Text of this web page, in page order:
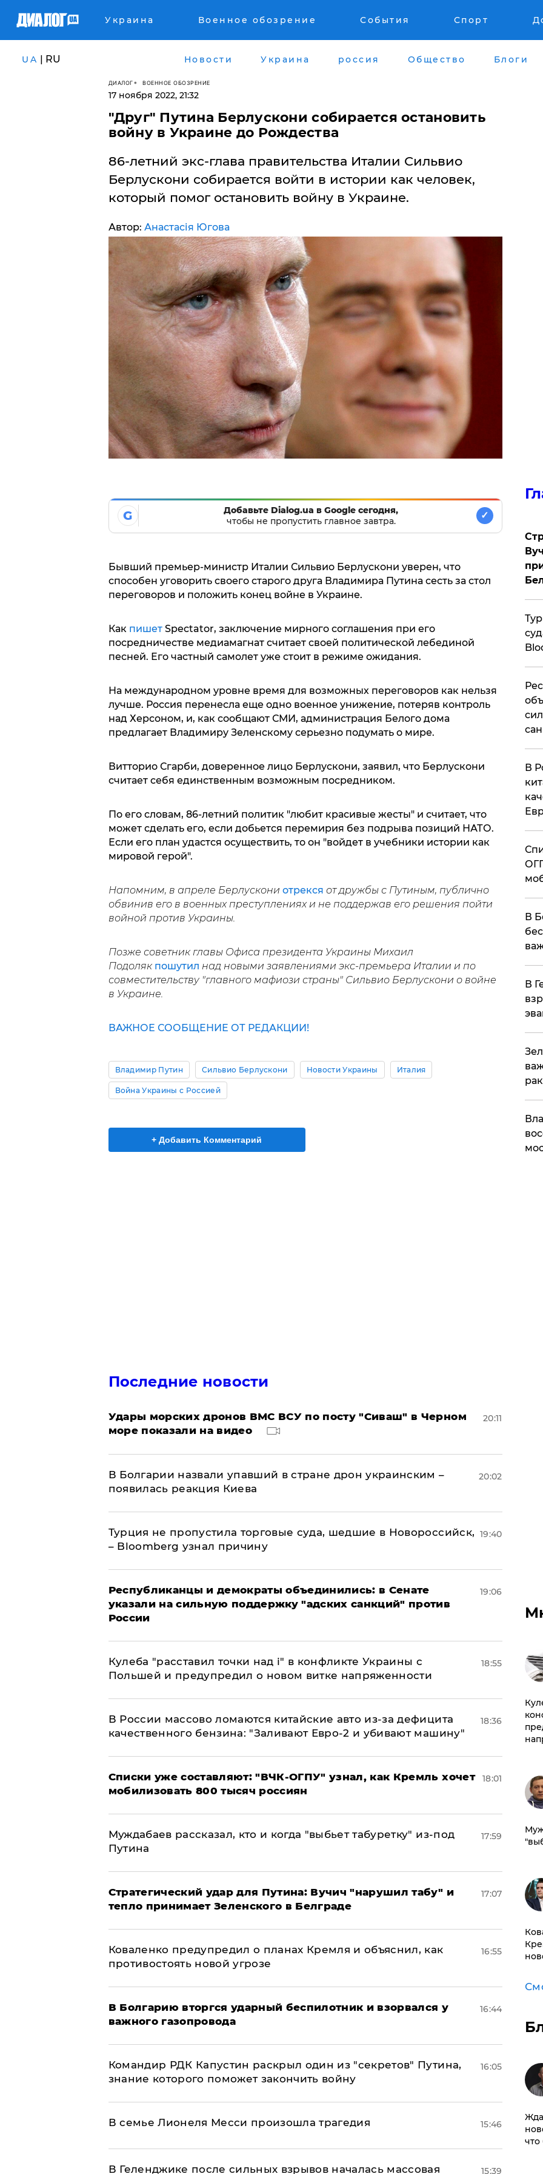
Украина Военное обозрение События Спорт
UA | RU Новости Украина россия Общество Блоги
ДИАЛОГ ВОЕННОЕ ОБОЗРЕНИЕ
17 ноября 2022, 21:32
​"Друг" Путина Берлускони собирается остановить
войну в Украине до Рождества
86-летний экс-глава правительства Италии Сильвио
Берлускони собирается войти в истории как человек,
который помог остановить войну в Украине.
Автор: Анастасія Югова
G
Добавьте Dialog.ua в Google сегодня,
чтобы не пропустить главное завтра.
✓
Бывший премьер-министр Италии Сильвио Берлускони уверен, что
способен уговорить своего старого друга Владимира Путина сесть за стол
переговоров и положить конец войне в Украине.
Как пишетSpectator, заключение мирного соглашения при его
посредничестве медиамагнат считает своей политической лебединой
песней. Его частный самолет уже стоит в режиме ожидания.
На международном уровне время для возможных переговоров как нельзя
лучше. Россия перенесла еще одно военное унижение, потеряв контроль
над Херсоном, и, как сообщают СМИ, администрация Белого дома
предлагает Владимиру Зеленскому серьезно подумать о мире.
Витторио Сгарби, доверенное лицо Берлускони, заявил, что Берлускони
считает себя единственным возможным посредником.
По его словам, 86-летний политик "любит красивые жесты" и считает, что
может сделать его, если добьется перемирия без подрыва позиций НАТО.
Если его план удастся осуществить, то он "войдет в учебники истории как
мировой герой".
Напомним, в апреле Берлускони отрекся от дружбы с Путиным, публично
обвинив его в военных преступлениях и не поддержав его решения пойти
войной против Украины.
Позже советник главы Офиса президента Украины Михаил
Подоляк пошутил над новыми заявлениями экс-премьера Италии и по
совместительству "главного мафиози страны" Сильвио Берлускони о войне
в Украине.
ВАЖНОЕ СООБЩЕНИЕ ОТ РЕДАКЦИИ!
Владимир Путин Сильвио Берлускони Новости Украины Италия
Война Украины с Россией
+ Добавить Комментарий
Последние новости
Удары морских дронов ВМС ВСУ по посту "Сиваш" в Черном
море показали на видео
20:11
В Болгарии назвали упавший в стране дрон украинским –
появилась реакция Киева
20:02
Турция не пропустила торговые суда, шедшие в Новороссийск,
– Bloomberg узнал причину
19:40
Республиканцы и демократы объединились: в Сенате
указали на сильную поддержку "адских санкций" против
России
19:06
Кулеба "расставил точки над і" в конфликте Украины с
Польшей и предупредил о новом витке напряженности
18:55
В России массово ломаются китайские авто из-за дефицита
качественного бензина: "Заливают Евро-2 и убивают машину"
18:36
Списки уже составляют: "ВЧК-ОГПУ" узнал, как Кремль хочет
мобилизовать 800 тысяч россиян
18:01
Муждабаев рассказал, кто и когда "выбьет табуретку" из-под
Путина
17:59
Стратегический удар для Путина: Вучич "нарушил табу" и
тепло принимает Зеленского в Белграде
17:07
Коваленко предупредил о планах Кремля и объяснил, как
противостоять новой угрозе
16:55
В Болгарию вторгся ударный беспилотник и взорвался у
важного газопровода
16:44
Командир РДК Капустин раскрыл один из "секретов" Путина,
знание которого поможет закончить войну
16:05
В семье Лионеля Месси произошла трагедия 15:46
В Геленджике после сильных взрывов началась массовая 15:39
В
В
В
что